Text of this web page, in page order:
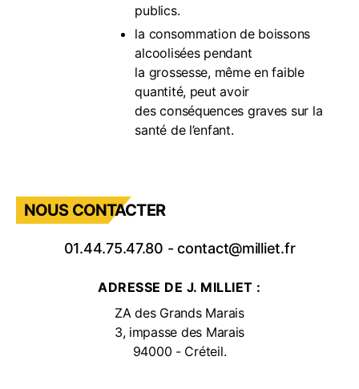
publics.
la consommation de boissons
alcoolisées pendant
la grossesse, même en faible
quantité, peut avoir
des conséquences graves sur la
santé de l’enfant.
NOUS CONTACTER
01.44.75.47.80 -contact@milliet.fr
ADRESSE DE J. MILLIET :
ZA des Grands Marais
3, impasse des Marais
94000 - Créteil.